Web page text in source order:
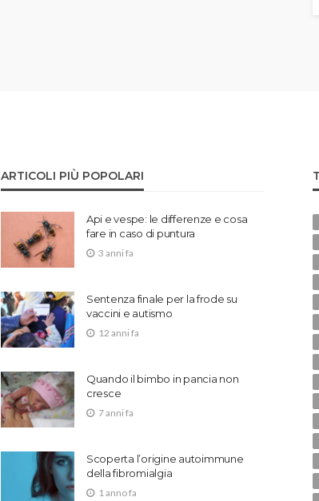
ARTICOLI PIÙ POPOLARI
Api e vespe: le differenze e cosa
fare in caso di puntura
3 anni fa
Sentenza finale per la frode su
vaccini e autismo
12 anni fa
Quando il bimbo in pancia non
cresce
7 anni fa
Scoperta l’origine autoimmune
della fibromialgia
1 anno fa